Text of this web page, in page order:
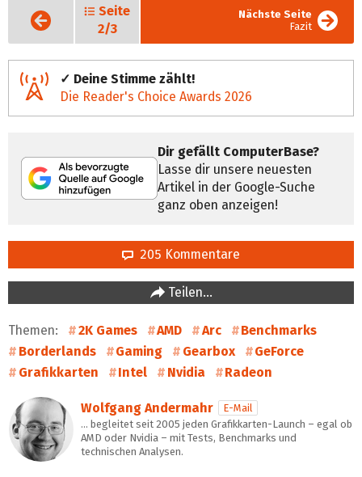
Vorige
Seite
Seite
2/3
Nächste Seite
Fazit
✓ Deine Stimme zählt!
Die Reader's Choice Awards 2026
Dir gefällt ComputerBase?
Lasse dir unsere neuesten
Artikel in der Google-Suche
ganz oben anzeigen!
205 Kommentare
Teilen…
Themen: 2K Games AMD Arc
Benchmarks
Borderlands
Gaming Gearbox
GeForce
Grafikkarten
Intel Nvidia Radeon
Wolfgang Andermahr
E-Mail
… begleitet seit 2005 jeden Grafikkarten-Launch – egal ob
AMD oder Nvidia – mit Tests, Benchmarks und
technischen Analysen.